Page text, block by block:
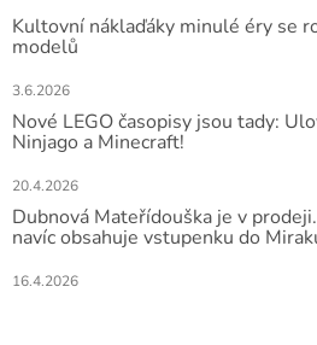
Kultovní náklaďáky minulé éry se
modelů
3.6.2026
Nové LEGO časopisy jsou tady:
Ninjago a Minecraft!
20.4.2026
Dubnová Mateřídouška je v
navíc obsahuje vstupenku do
16.4.2026